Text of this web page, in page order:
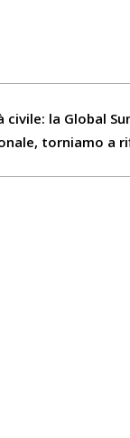
la Global
torniamo a